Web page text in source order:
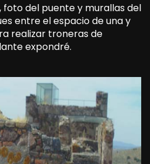
foto del puente y murallas del
entre el espacio de una y
realizar troneras de
expondré.